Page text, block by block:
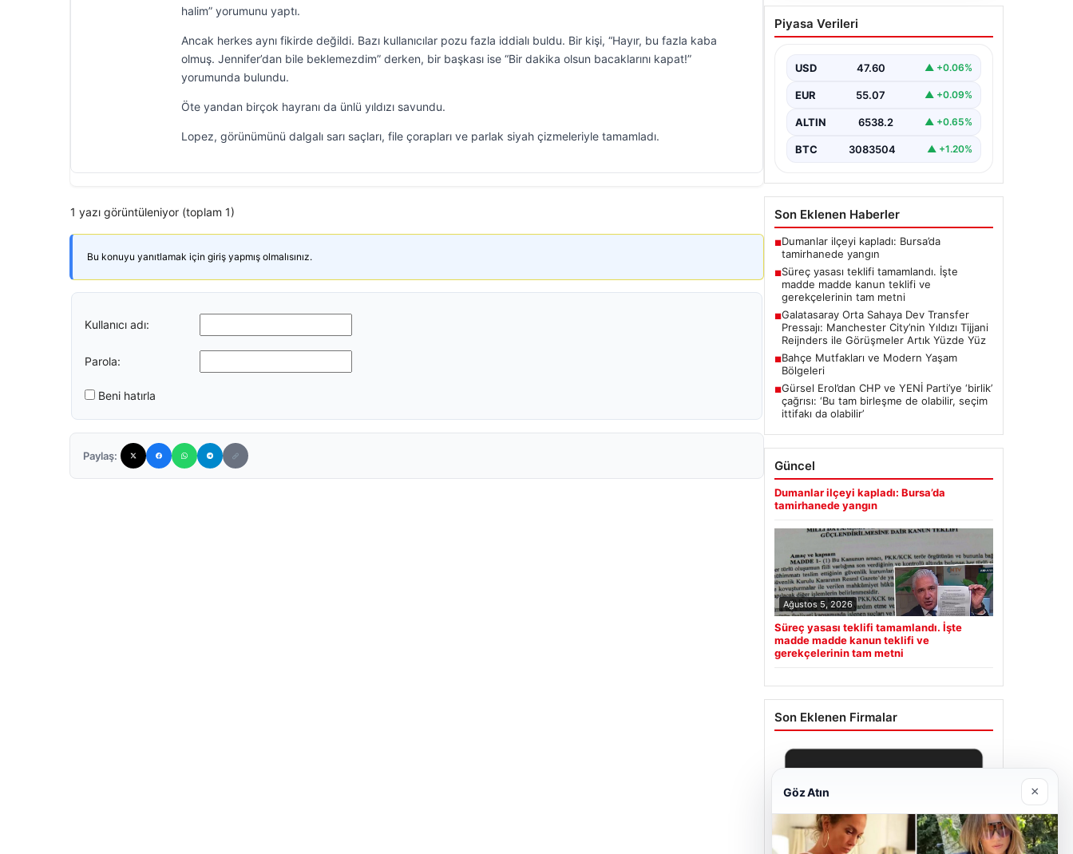
halim” yorumunu yaptı.
Ancak herkes aynı fikirde değildi. Bazı kullanıcılar pozu fazla iddialı buldu. Bir kişi, “Hayır, bu fazla kaba
olmuş. Jennifer’dan bile beklemezdim” derken, bir başkası ise “Bir dakika olsun bacaklarını kapat!”
yorumunda bulundu.
Öte yandan birçok hayranı da ünlü yıldızı savundu.
Lopez, görünümünü dalgalı sarı saçları, file çorapları ve parlak siyah çizmeleriyle tamamladı.
1 yazı görüntüleniyor (toplam 1)
Bu konuyu yanıtlamak için giriş yapmış olmalısınız.
Kullanıcı adı:
Parola:
Beni hatırla
Paylaş:
Süreç yasası teklifi
tamamlandı. İşte madde
gerekçelerinin tam metni
Piyasa Verileri
USD 47.60 ▲ +0.06%
EUR 55.07 ▲ +0.09%
ALTIN 6538.2 ▲ +0.65%
BTC 3083504 ▲ +1.20%
Son Eklenen Haberler
■Dumanlar ilçeyi kapladı: Bursa’da
tamirhanede yangın
■Süreç yasası teklifi tamamlandı. İşte
madde madde kanun teklifi ve
gerekçelerinin tam metni
■Galatasaray Orta Sahaya Dev Transfer
Pressajı: Manchester City’nin Yıldızı Tijjani
Reijnders ile Görüşmeler Artık Yüzde Yüz
■Bahçe Mutfakları ve Modern Yaşam
Bölgeleri
■Gürsel Erol’dan CHP ve YENİ Parti’ye ‘birlik’
çağrısı: ‘Bu tam birleşme de olabilir, seçim
ittifakı da olabilir’
Güncel
Dumanlar ilçeyi kapladı: Bursa’da
tamirhanede yangın
Ağustos 5, 2026
Süreç yasası teklifi tamamlandı. İşte
madde madde kanun teklifi ve
gerekçelerinin tam metni
Son Eklenen Firmalar
Göz Atın ×